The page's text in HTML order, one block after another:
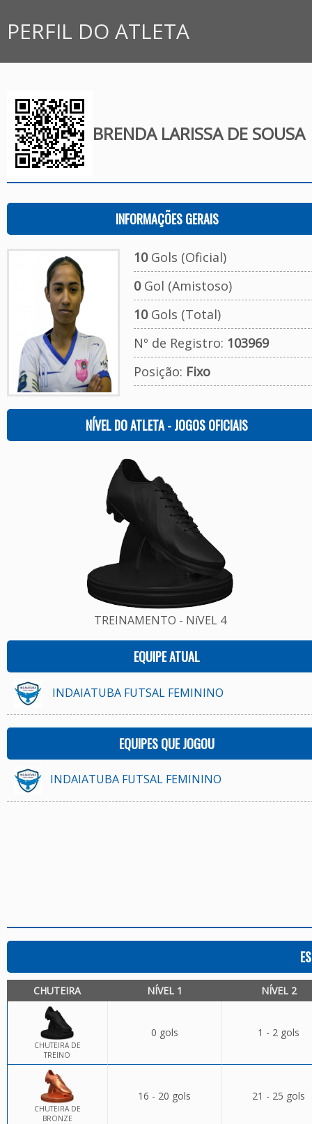
PERFIL DO ATLETA
BRENDA LARISSA DE SOUSA
INFORMAÇÕES GERAIS
10Gols (Oficial)
0Gol (Amistoso)
10Gols (Total)
Nº de Registro: 103969
Posição: Fixo
NÍVEL DO ATLETA - JOGOS OFICIAIS
TREINAMENTO - NíVEL 4
EQUIPE ATUAL
INDAIATUBA FUTSAL FEMININO
EQUIPES QUE JOGOU
INDAIATUBA FUTSAL FEMININO
CHUTEIRA NÍVEL 1 NÍVEL 2
CHUTEIRA DE
TREINO
0 gols 1 - 2 gols
CHUTEIRA DE
BRONZE
16 - 20 gols 21 - 25 gols